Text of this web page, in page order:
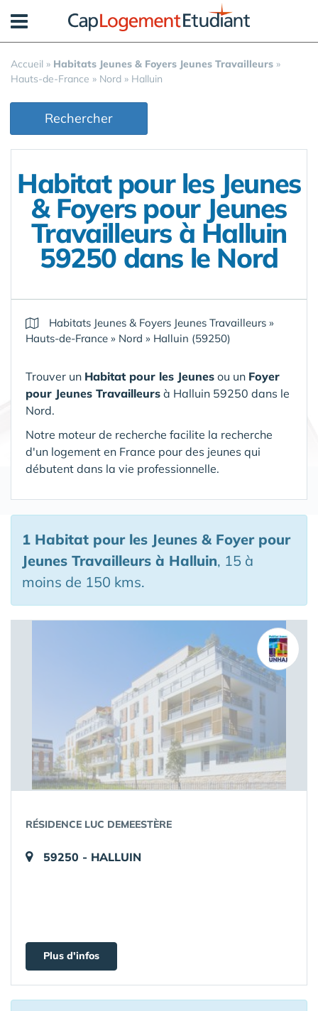
Accueil » Habitats Jeunes & Foyers Jeunes Travailleurs »
Hauts-de-France » Nord » Halluin
Rechercher
Habitat pour les Jeunes
& Foyers pour Jeunes
Travailleurs à Halluin
59250 dans le Nord
Habitats Jeunes & Foyers Jeunes Travailleurs »
Hauts-de-France » Nord » Halluin (59250)
Trouver un Habitat pour les Jeunes ou un Foyer
pour Jeunes Travailleurs à Halluin 59250 dans le
Nord.
Notre moteur de recherche facilite la recherche
d'un logement en France pour des jeunes qui
débutent dans la vie professionnelle.
1 Habitat pour les Jeunes & Foyer pour
Jeunes Travailleurs à Halluin, 15 à
moins de 150 kms.
RÉSIDENCE LUC DEMEESTÈRE
59250 - HALLUIN
Plus d'infos